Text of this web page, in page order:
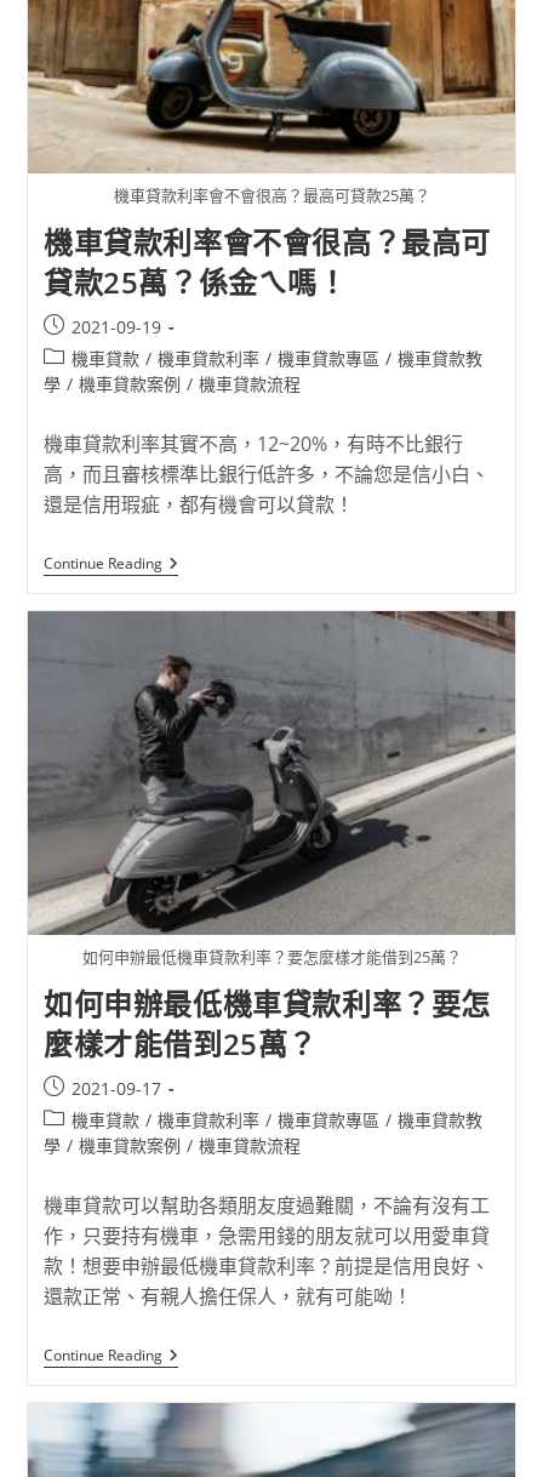
機車貸款利率會不會很高？最高可貸款25萬？
機車貸款利率會不會很高？最高可
貸款25萬？係金ㄟ嗎！
2021-09-19
機車貸款 / 機車貸款利率 / 機車貸款專區 / 機車貸款教
學 / 機車貸款案例 / 機車貸款流程
機車貸款利率其實不高，12~20%，有時不比銀行
高，而且審核標準比銀行低許多，不論您是信小白、
還是信用瑕疵，都有機會可以貸款！
Continue Reading
如何申辦最低機車貸款利率？要怎麼樣才能借到25萬？
如何申辦最低機車貸款利率？要怎
麼樣才能借到25萬？
2021-09-17
機車貸款 / 機車貸款利率 / 機車貸款專區 / 機車貸款教
學 / 機車貸款案例 / 機車貸款流程
機車貸款可以幫助各類朋友度過難關，不論有沒有工
作，只要持有機車，急需用錢的朋友就可以用愛車貸
款！想要申辦最低機車貸款利率？前提是信用良好、
還款正常、有親人擔任保人，就有可能呦！
Continue Reading